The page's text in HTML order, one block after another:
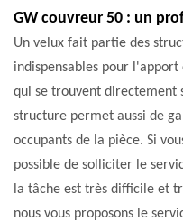
GW couvreur 50 : un
Un velux fait partie des
indispensables pour l'apport
qui se trouvent directement
structure permet aussi de
occupants de la pièce. Si
possible de solliciter le
la tâche est très difficile et
nous vous proposons le